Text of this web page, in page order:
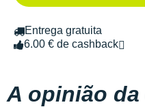
Entrega gratuita
6.00 € de cashback
A opinião